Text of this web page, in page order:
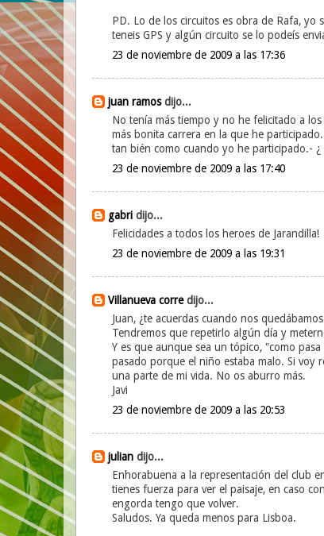
PD. Lo de los circuitos es obra de Rafa, yo
teneis GPS y algún circuito se lo podeís
23 de noviembre de 2009 a las 17:36
juan ramosdijo...
No tenía más tiempo y no he felicitado a
más bonita carrera en la que he
tan bién como cuando yo he participado.-
23 de noviembre de 2009 a las 17:40
gabridijo...
Felicidades a todos los heroes de Jarandilla!
23 de noviembre de 2009 a las 19:31
Villanueva corredijo...
Juan, ¿te acuerdas cuando nos
Tendremos que repetirlo algún día y
Y es que aunque sea un tópico, "como
pasado porque el niño estaba malo. Si voy
una parte de mi vida. No os aburro más.
Javi
23 de noviembre de 2009 a las 20:53
juliandijo...
Enhorabuena a la representación del club
tienes fuerza para ver el paisaje, en caso
engorda tengo que volver.
Saludos. Ya queda menos para Lisboa.